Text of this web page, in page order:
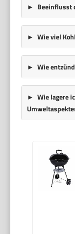
Beeinflusst
Wie viel
Wie
Wie lagere